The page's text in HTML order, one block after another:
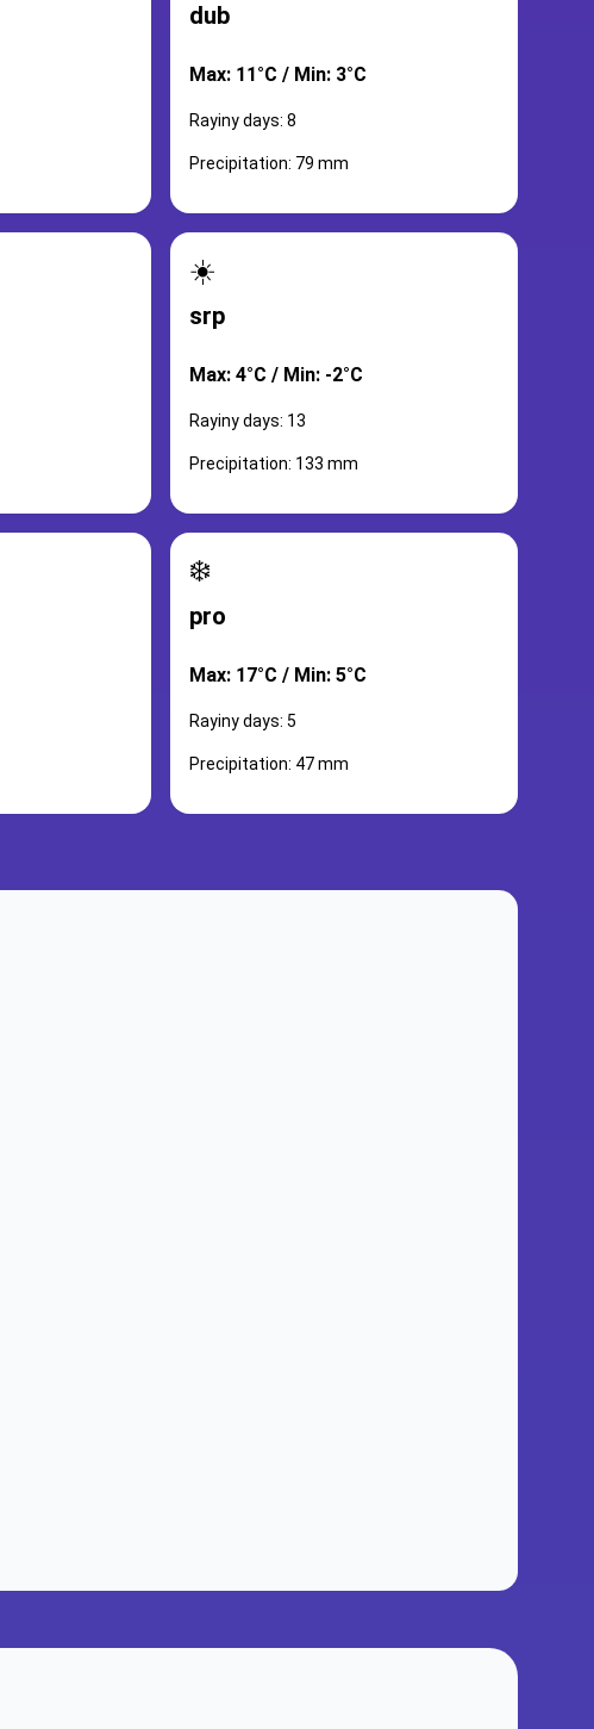
dub
Max: 11°C / Min: 3°C
Rayiny days: 8
Precipitation: 79 mm
☀️
srp
Max: 4°C / Min: -2°C
Rayiny days: 13
Precipitation: 133 mm
❄️
pro
Max: 17°C / Min: 5°C
Rayiny days: 5
Precipitation: 47 mm